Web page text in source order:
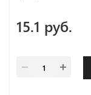
15.1 руб.